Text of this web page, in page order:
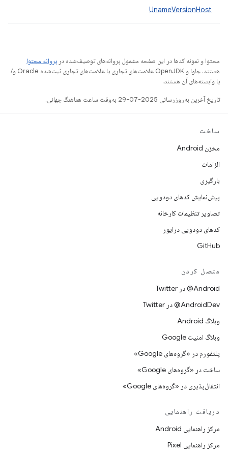
UnameVersionHost
محتوا و نمونه کدها در این صفحه مشمول پروانه‌های توصیف‌شده در پروانه محتوا
هستند. جاوا و OpenJDK علامت‌های تجاری یا علامت‌های تجاری ثبت‌شده Oracle و/
یا وابسته‌های آن هستند.
تاریخ آخرین به‌روزرسانی 2025-07-29 به‌وقت ساعت هماهنگ جهانی.
ساخت
مخزن Android
الزامات
بارگیری
پیش‌نمایش کدهای دودویی
تصاویر تنظیمات کارخانه
کدهای دودویی درایور
GitHub
متصل کردن
Android@ در Twitter
AndroidDev@ در Twitter
وبلاگ Android
وبلاگ امنیت Google
پلتفورم در «گروه‌های Google»
ساخت در «گروه‌های Google»
انتقال‌پذیری در «گروه‌های Google»
دریافت راهنمایی
مرکز راهنمایی Android
مرکز راهنمایی Pixel